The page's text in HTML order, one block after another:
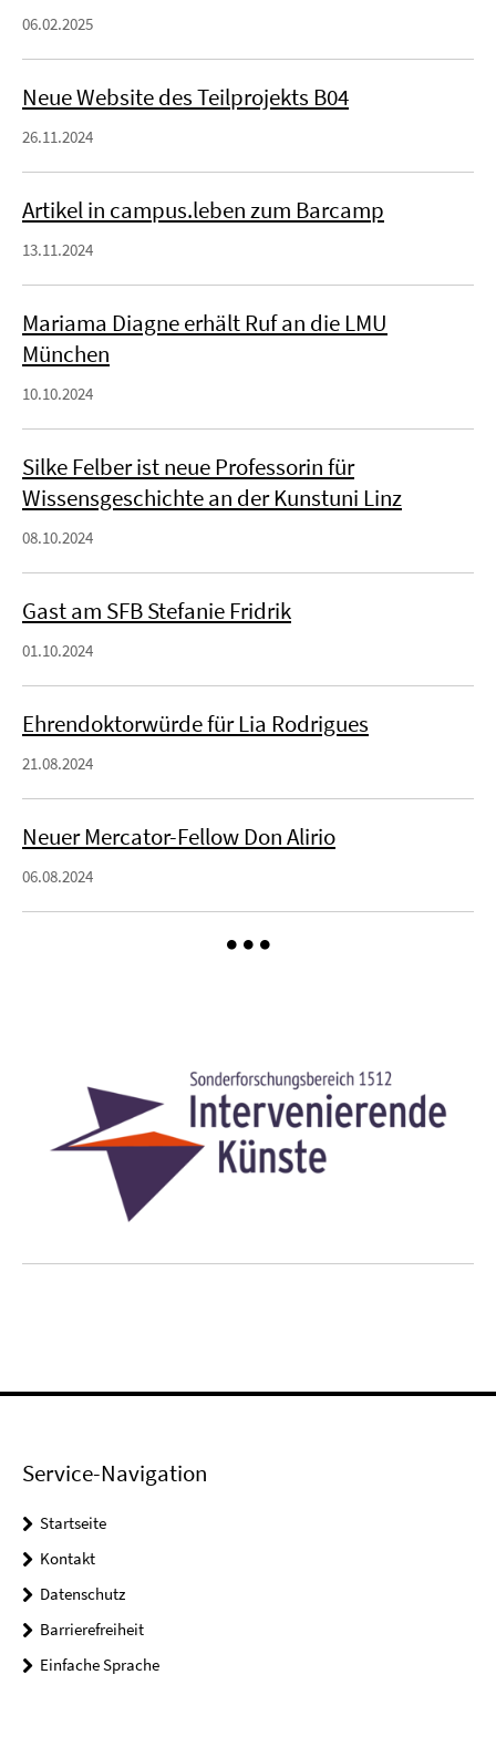
06.02.2025
Neue Website des Teilprojekts B04
26.11.2024
Artikel in campus.leben zum Barcamp
13.11.2024
Mariama Diagne erhält Ruf an die LMU
München
10.10.2024
Silke Felber ist neue Professorin für
Wissensgeschichte an der Kunstuni Linz
08.10.2024
Gast am SFB Stefanie Fridrik
01.10.2024
Ehrendoktorwürde für Lia Rodrigues
21.08.2024
Neuer Mercator-Fellow Don Alirio
06.08.2024
Service-Navigation
Startseite
Kontakt
Datenschutz
Barrierefreiheit
Einfache Sprache